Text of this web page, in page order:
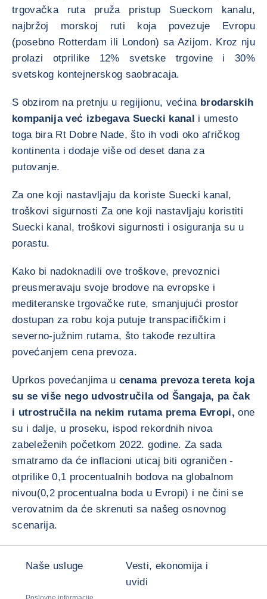
trgovačka ruta pruža pristup Sueckom kanalu,
najbržoj morskoj ruti koja povezuje Evropu
(posebno Rotterdam ili London) sa Azijom. Kroz nju
prolazi otprilike 12% svetske trgovine i 30%
svetskog kontejnerskog saobracaja.
S obzirom na pretnju u regijionu, većina brodarskih
kompanija već izbegava Suecki kanal i umesto
toga bira Rt Dobre Nade, što ih vodi oko afričkog
kontinenta i dodaje više od deset dana za
putovanje.
Za one koji nastavljaju da koriste Suecki kanal,
troškovi sigurnosti Za one koji nastavljaju koristiti
Suecki kanal, troškovi sigurnosti i osiguranja su u
porastu.
Kako bi nadoknadili ove troškove, prevoznici
preusmeravaju svoje brodove na evropske i
mediteranske trgovačke rute, smanjujući prostor
dostupan za robu koja putuje transpacifičkim i
severno-južnim rutama, što takođe rezultira
povećanjem cena prevoza.
Uprkos povećanjima ucenama prevoza tereta koja
su se više nego udvostručila od Šangaja, pa čak
i utrostručila na nekim rutama prema Evropi, one
su i dalje, u proseku, ispod rekordnih nivoa
zabeleženih početkom 2022. godine. Za sada
smatramo da će inflacioni uticaj biti ograničen -
otprilike 0,1 procentualnih bodova na globalnom
nivou(0,2 procentualna boda u Evropi) i ne čini se
verovatnim da će skrenuti sa našeg osnovnog
scenarija.
Naše usluge
Vesti, ekonomija i
uvidi